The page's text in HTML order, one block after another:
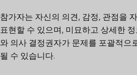
참가자는 자신의 의견, 감정, 관점을
표현할 수 있으며, 미묘하고 상세한
와 의사 결정권자가 문제를 포괄적으
될 수 있습니다.